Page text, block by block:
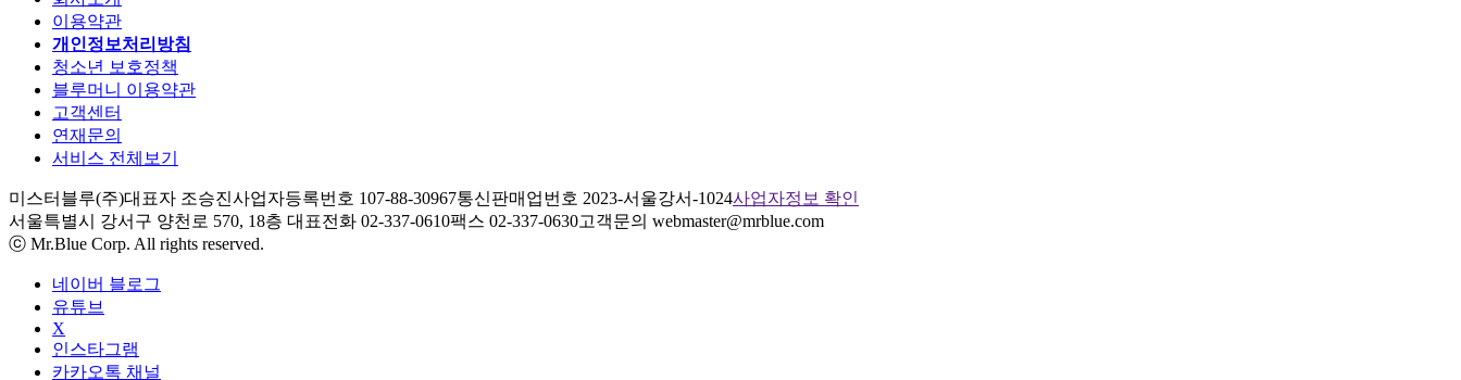
이용약관
개인정보처리방침
청소년 보호정책
블루머니 이용약관
고객센터
연재문의
서비스 전체보기
미스터블루(주)대표자 조승진사업자등록번호 107-88-30967통신판매업번호 2023-서울강서-1024사업자정보 확인
서울특별시 강서구 양천로 570, 18층 대표전화 02-337-0610팩스 02-337-0630고객문의 webmaster@mrblue.com
ⓒ Mr.Blue Corp. All rights reserved.
네이버 블로그
유튜브
X
인스타그램
카카오톡 채널